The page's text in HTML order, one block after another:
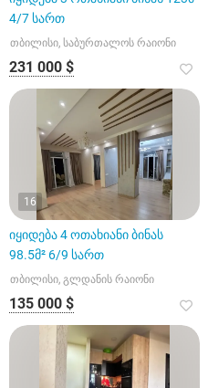
4/7 სართ
თბილისი, საბურთალოს რაიონი
231 000 $
16
იყიდება 4 ოთახიანი ბინას
98.5მ² 6/9 სართ
თბილისი, გლდანის რაიონი
135 000 $